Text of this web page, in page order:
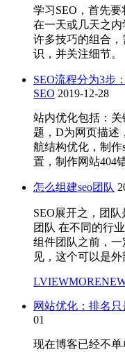
学习SEO，首先
在一天或几天之内
许多技巧的组合
识，并关注细节
SEO流程分为3步
SEO 2019-12-28
站内优化包括：
题，D为网页描述
航结构优化，制作
置，制作网站404
怎么组建seo团队
SEO展开之，团
团队 在不同的行
组件团队之前，
见，这个可以是
网站优化：排名
01
现在博客已经不